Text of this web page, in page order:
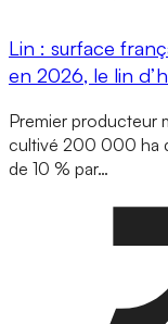
Lin : surface
en 2026, le lin
Premier producteur
cultivé 200 000 ha
de 10 % par…